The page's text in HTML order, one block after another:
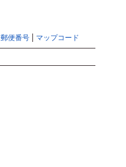
郵便番号 マップコード